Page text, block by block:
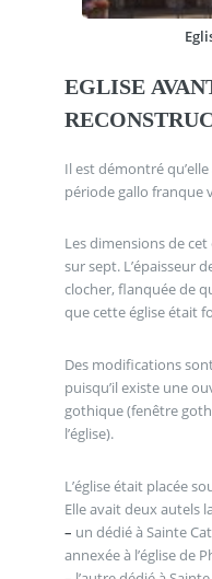
EGLISE
Il est démontré
période gallo franque
Les dimensions de
sur sept. L’épaisseur
clocher, flanquée de
que cette église était
Des modifications
puisqu’il existe une
gothique (fenêtre
l’église).
L’église était placée
Elle avait deux autels
– un dédié à Sainte
annexée à l’église de